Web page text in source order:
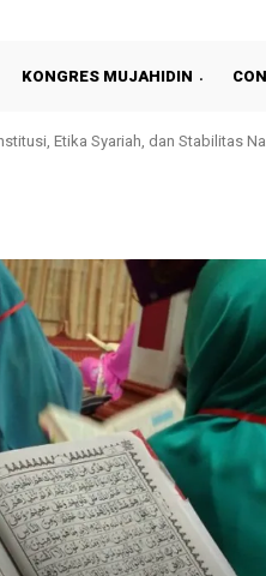
KONGRES MUJAHIDIN
Etika Syariah, dan Stabilitas